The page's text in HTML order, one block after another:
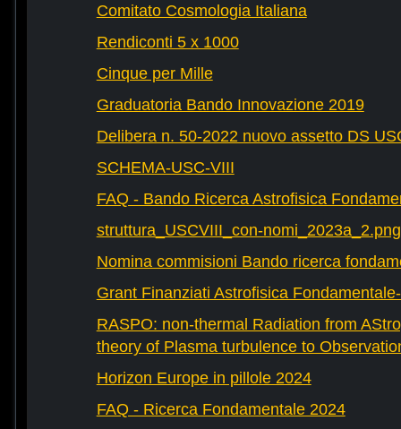
Comitato Cosmologia Italiana
Rendiconti 5 x 1000
Cinque per Mille
Graduatoria Bando Innovazione 2019
Delibera n. 50-2022 nuovo assetto DS
SCHEMA-USC-VIII
FAQ - Bando Ricerca Astrofisica
struttura_USCVIII_con-nomi_2023a_2.png
Nomina commisioni Bando ricerca
Grant Finanziati Astrofisica
RASPO: non-thermal Radiation from
theory of Plasma turbulence to
Horizon Europe in pillole 2024
FAQ - Ricerca Fondamentale 2024